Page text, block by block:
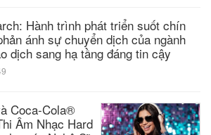
Hành trình phát triển suốt chín
ánh sự chuyển dịch của ngành
dịch sang hạ tầng đáng tin cậy
Coca-Cola®
Âm Nhạc Hard